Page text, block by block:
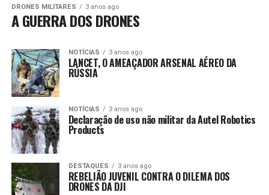
DRONES MILITARES 3 anos ago
A GUERRA DOS DRONES
NOTÍCIAS 3 anos ago
LANCET, O AMEAÇADOR ARSENAL AÉREO DA
RÚSSIA
NOTÍCIAS 3 anos ago
Declaração de uso não militar da Autel Robotics
Products
DESTAQUES 3 anos ago
REBELIÃO JUVENIL CONTRA O DILEMA DOS
DRONES DA DJI